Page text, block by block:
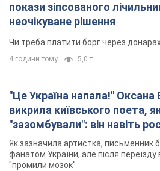
покази зіпсованого
неочікуване рішення
Чи треба платити борг через
4 години тому 5,0 т.
"Це Україна напала!"
викрила київського поета,
"зазомбували": він навіть
не знав, а тепер хоче
українців
Як зазначила артистка, письменник
фанатом України, але після
"промили мозок"